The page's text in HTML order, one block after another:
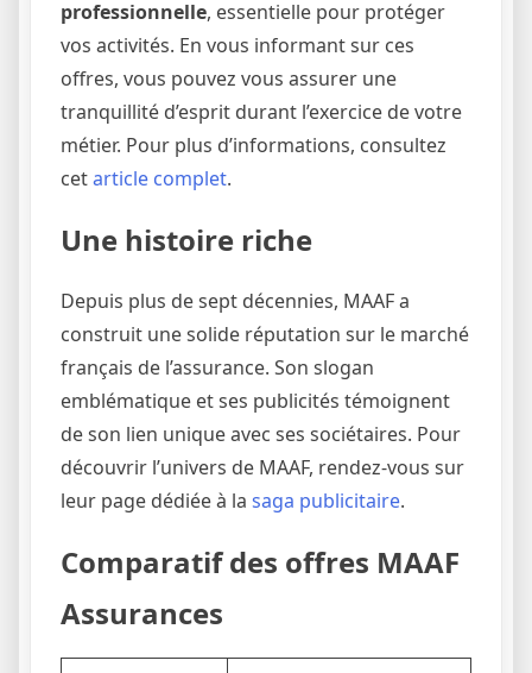
professionnelle, essentielle pour protéger
vos activités. En vous informant sur ces
offres, vous pouvez vous assurer une
tranquillité d’esprit durant l’exercice de votre
métier. Pour plus d’informations, consultez
cetarticle complet.
Une histoire riche
Depuis plus de sept décennies, MAAF a
construit une solide réputation sur le marché
français de l’assurance. Son slogan
emblématique et ses publicités témoignent
de son lien unique avec ses sociétaires. Pour
découvrir l’univers de MAAF, rendez-vous sur
leur page dédiée à la saga publicitaire.
Comparatif des offres MAAF
Assurances